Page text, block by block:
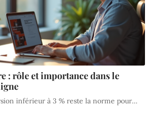
: rôle et importance dans le
inférieur à 3 % reste la norme pour…